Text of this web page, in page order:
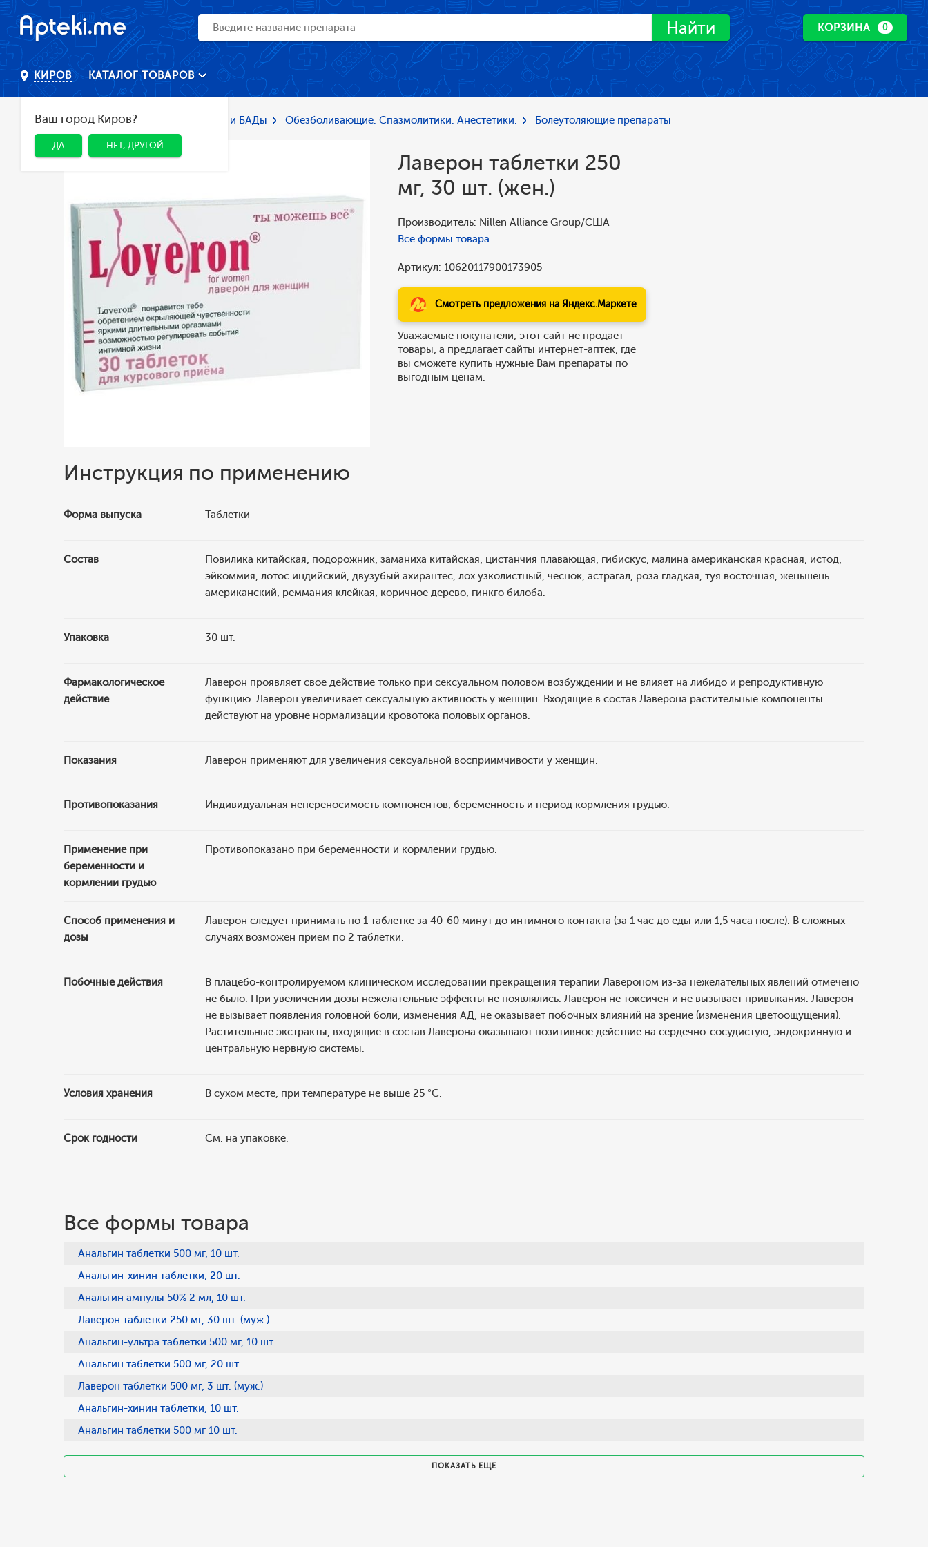
Найти КОРЗИНА 0
КИРОВ
Ваш город Киров?
ДА НЕТ, ДРУГОЙ
КАТАЛОГ ТОВАРОВ
Главная Каталог Лекарства и БАДы Обезболивающие. Спазмолитики. Анестетики. Болеутоляющие препараты
Лаверон таблетки 250
мг, 30 шт. (жен.)
Производитель: Nillen Alliance Group/США
Все формы товара
Артикул: 10620117900173905
Смотреть предложения на Яндекс.Маркете
Уважаемые покупатели, этот сайт не продает
товары, а предлагает сайты интернет-аптек, где
вы сможете купить нужные Вам препараты по
выгодным ценам.
Инструкция по применению
Форма выпуска Таблетки
Состав
Повилика китайская, подорожник, заманиха китайская, цистанчия плавающая, гибискус, малина американская красная, истод,
эйкоммия, лотос индийский, двузубый ахирантес, лох узколистный, чеснок, астрагал, роза гладкая, туя восточная, женьшень
американский, реммания клейкая, коричное дерево, гинкго билоба.
Упаковка 30 шт.
Фармакологическое
действие
Лаверон проявляет свое действие только при сексуальном половом возбуждении и не влияет на либидо и репродуктивную
функцию. Лаверон увеличивает сексуальную активность у женщин. Входящие в состав Лаверона растительные компоненты
действуют на уровне нормализации кровотока половых органов.
Показания Лаверон применяют для увеличения сексуальной восприимчивости у женщин.
Противопоказания Индивидуальная непереносимость компонентов, беременность и период кормления грудью.
Применение при
беременности и
кормлении грудью
Противопоказано при беременности и кормлении грудью.
Способ применения и
дозы
Лаверон следует принимать по 1 таблетке за 40-60 минут до интимного контакта (за 1 час до еды или 1,5 часа после). В сложных
случаях возможен прием по 2 таблетки.
Побочные действия
В плацебо-контролируемом клиническом исследовании прекращения терапии Лавероном из-за нежелательных явлений отмечено
не было. При увеличении дозы нежелательные эффекты не появлялись. Лаверон не токсичен и не вызывает привыкания. Лаверон
не вызывает появления головной боли, изменения АД, не оказывает побочных влияний на зрение (изменения цветоощущения).
Растительные экстракты, входящие в состав Лаверона оказывают позитивное действие на сердечно-сосудистую, эндокринную и
центральную нервную системы.
Условия хранения В сухом месте, при температуре не выше 25 °C.
Срок годности См. на упаковке.
Все формы товара
Анальгин таблетки 500 мг, 10 шт.
Анальгин-хинин таблетки, 20 шт.
Анальгин ампулы 50% 2 мл, 10 шт.
Лаверон таблетки 250 мг, 30 шт. (муж.)
Анальгин-ультра таблетки 500 мг, 10 шт.
Анальгин таблетки 500 мг, 20 шт.
Лаверон таблетки 500 мг, 3 шт. (муж.)
Анальгин-хинин таблетки, 10 шт.
Анальгин таблетки 500 мг 10 шт.
ПОКАЗАТЬ ЕЩЕ